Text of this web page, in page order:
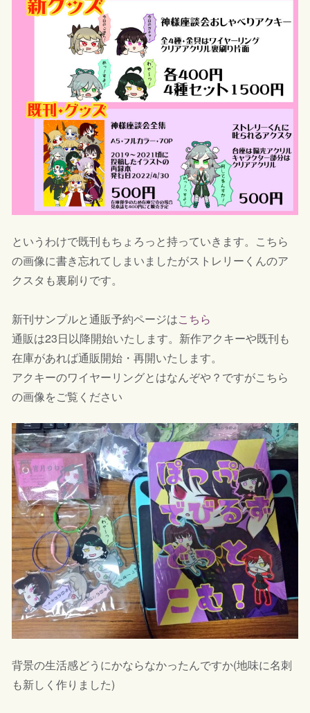
というわけで既刊もちょろっと持っていきます。こちら
の画像に書き忘れてしまいましたがストレリーくんのア
クスタも裏刷りです。
新刊サンプルと通販予約ページはこちら
通販は23日以降開始いたします。新作アクキーや既刊も
在庫があれば通販開始・再開いたします。
アクキーのワイヤーリングとはなんぞや？ですがこちら
の画像をご覧ください
背景の生活感どうにかならなかったんですか(地味に名刺
も新しく作りました)